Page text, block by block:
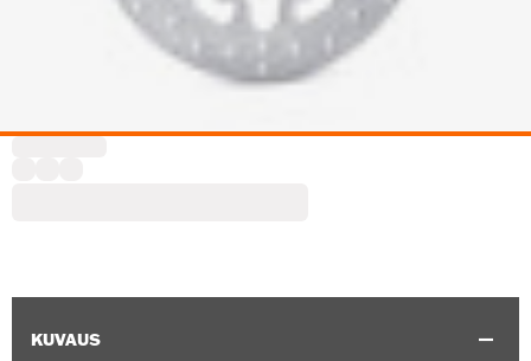
KUVAUS